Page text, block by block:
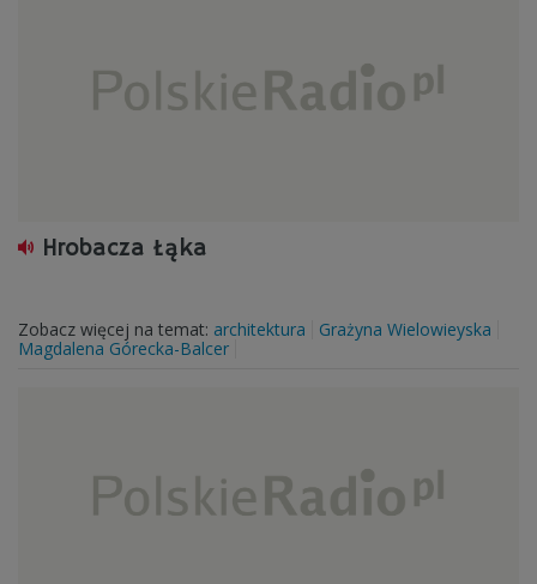
Hrobacza Łąka
Zobacz więcej na temat: architektura
Grażyna Wielowieyska
Magdalena Górecka-Balcer